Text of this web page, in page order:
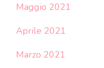
Maggio 2021
Aprile 2021
Marzo 2021